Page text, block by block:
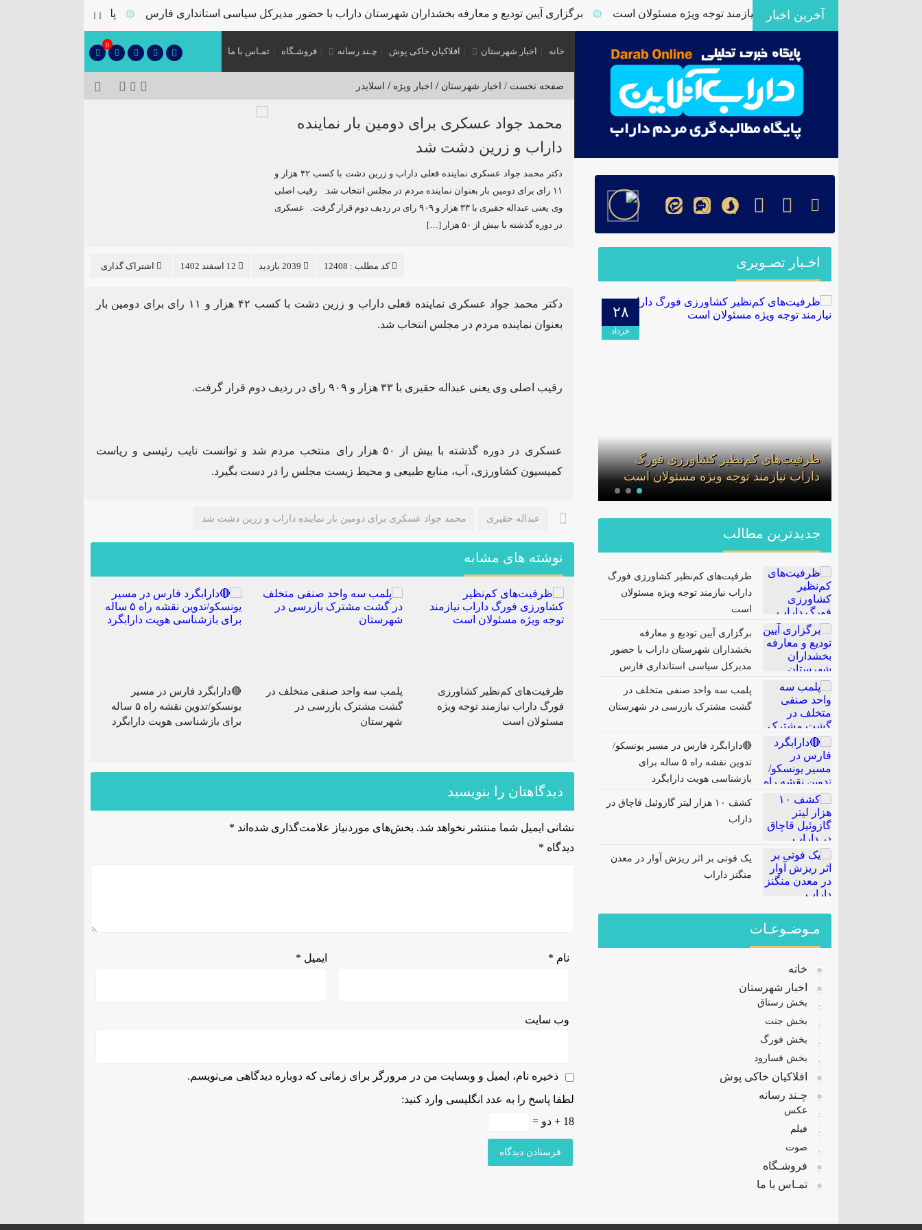
آخرین اخبار
کشاورزی فورگ داراب نیازمند توجه ویژه مسئولان است ۞ برگزاری آیین تودیع و معارفه بخشداران شهرستان داراب با حضور مدیرکل سیاسی استانداری فارس ۞ پلمب سه واحد صنفی
خانه اخبار شهرستان افلاکیان خاکی پوش چـند رسانه فروشـگاه تمـاس با ما
0
صفحه نخست / اخبار شهرستان / اخبار ویژه / اسلایدر
محمد جواد عسکری برای دومین بار نماینده
داراب و زرین دشت شد
دکتر محمد جواد عسکری نماینده فعلی داراب و زرین دشت با کسب ۴۲ هزار و
۱۱ رای برای دومین بار بعنوان نماینده مردم در مجلس انتخاب شد. رقیب اصلی
وی یعنی عبداله حقیری با ۳۳ هزار و ۹٠۹ رای در ردیف دوم قرار گرفت. عسکری
در دوره گذشته با بیش از ۵٠ هزار […]
اشتراک گذاری کد مطلب : 12408
دکتر محمد جواد عسکری نماینده فعلی داراب و زرین دشت با کسب ۴۲ هزار و ۱۱ رای برای دومین بار
بعنوان نماینده مردم در مجلس انتخاب شد.
رقیب اصلی وی یعنی عبداله حقیری با ۳۳ هزار و ۹٠۹ رای در ردیف دوم قرار گرفت.
عسکری در دوره گذشته با بیش از ۵٠ هزار رای منتخب مردم شد و توانست نایب رئیسی و ریاست
کمیسیون کشاورزی، آب، منابع طبیعی و محیط زیست مجلس را در دست بگیرد.
عبداله حقیری محمد جواد عسکری برای دومین بار نماینده داراب و زرین دشت شد
نوشته های مشابه
ظرفیت‌های کم‌نظیر کشاورزی
فورگ داراب نیازمند توجه ویژه
مسئولان است
پلمب سه واحد صنفی متخلف در
گشت مشترک بازرسی در
شهرستان
🔴دارابگرد فارس در مسیر
یونسکو/تدوین نقشه راه ۵ ساله
برای بازشناسی هویت دارابگرد
دیدگاهتان را بنویسید
نشانی ایمیل شما منتشر نخواهد شد. بخش‌های موردنیاز علامت‌گذاری شده‌اند *
دیدگاه *
نام * ایمیل *
وب‌ سایت
ذخیره نام، ایمیل و وبسایت من در مرورگر برای زمانی که دوباره دیدگاهی می‌نویسم.
لطفا پاسخ را به عدد انگلیسی وارد کنید:
18 + دو =
اخـبار تصـویری
۲۸
خرداد
ظرفیت‌های کم‌نظیر کشاورزی فورگ
داراب نیازمند توجه ویژه مسئولان است
۰۹
اردیبهشت
برگزاری آیین تودیع و معارفه بخشداران
شهرستان داراب با حضور مدیرکل
سیاسی استانداری فارس
۰۹
پلمب سه واحد صنفی متخلف در گشت
مشترک بازرسی در شهرستان
ظرفیت‌های کم‌نظیر
جدیدترین مطالب
ظرفیت‌های کم‌نظیر کشاورزی فورگ
داراب نیازمند توجه ویژه مسئولان
است
برگزاری آیین تودیع و معارفه
بخشداران شهرستان داراب با حضور
مدیرکل سیاسی استانداری فارس
پلمب سه واحد صنفی متخلف در
گشت مشترک بازرسی در شهرستان
🔴دارابگرد فارس در مسیر یونسکو/
تدوین نقشه راه ۵ ساله برای
بازشناسی هویت دارابگرد
کشف ۱۰ هزار لیتر گازوئیل قاچاق در
داراب
یک فوتی بر اثر ریزش آوار در معدن
منگنز داراب
مـوضـوعـات
خانه
اخبار شهرستان
بخش رستاق
بخش جنت
بخش فورگ
بخش فسارود
افلاکیان خاکی پوش
چـند رسانه
عکس
فیلم
صوت
فروشـگاه
تمـاس با ما